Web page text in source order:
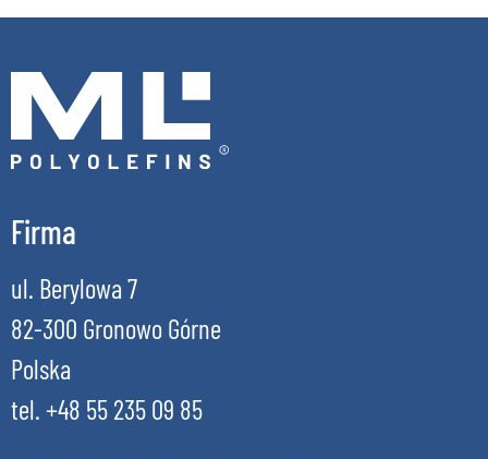
Firma
ul. Berylowa 7
82-300 Gronowo Górne
Polska
tel. +48 55 235 09 85